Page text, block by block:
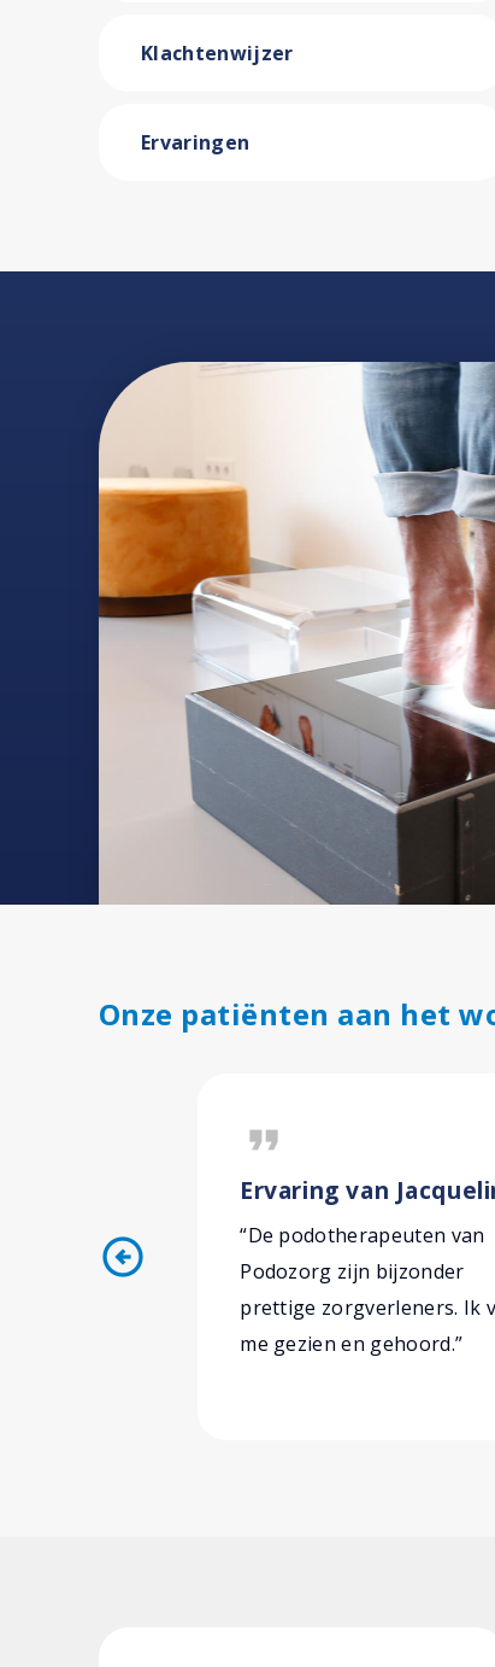
Klachtenwijzer
Ervaringen
Onze patiënten aan het
arrow_circle_left
format_quote
Ervaring van
“De podotherapeuten van
Podozorg zijn bijzonder
prettige zorgverleners. Ik
me gezien en gehoord.”